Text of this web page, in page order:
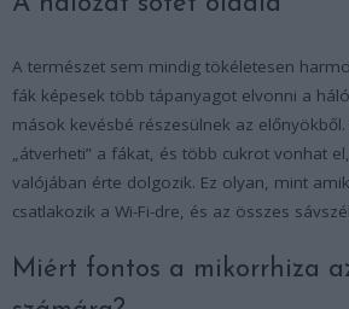
A természet sem mindig tökéletesen
fák képesek több tápanyagot elvonni a
mások kevésbé részesülnek az
„átverheti” a fákat, és több cukrot vonhat
valójában érte dolgozik. Ez olyan, mint
csatlakozik a Wi-Fi-dre, és az összes
Miért fontos a mikorrhiza